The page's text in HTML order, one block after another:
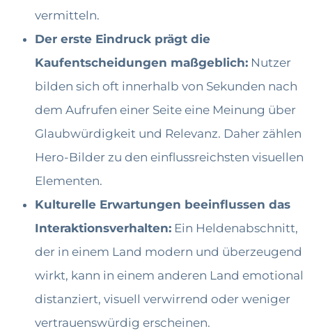
vermitteln.
Der erste Eindruck prägt die
Kaufentscheidungen maßgeblich: Nutzer
bilden sich oft innerhalb von Sekunden nach
dem Aufrufen einer Seite eine Meinung über
Glaubwürdigkeit und Relevanz. Daher zählen
Hero-Bilder zu den einflussreichsten visuellen
Elementen.
Kulturelle Erwartungen beeinflussen das
Interaktionsverhalten: Ein Heldenabschnitt,
der in einem Land modern und überzeugend
wirkt, kann in einem anderen Land emotional
distanziert, visuell verwirrend oder weniger
vertrauenswürdig erscheinen.